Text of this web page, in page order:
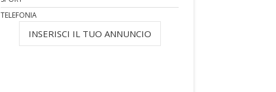
TELEFONIA
INSERISCI IL TUO ANNUNCIO